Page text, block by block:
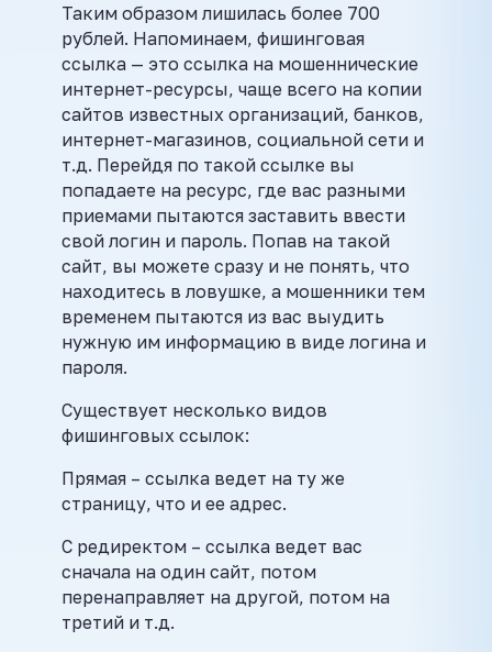
Таким образом лишилась более 700
рублей. Напоминаем, фишинговая
ссылка — это ссылка на мошеннические
интернет-ресурсы, чаще всего на копии
сайтов известных организаций, банков,
интернет-магазинов, социальной сети и
т.д. Перейдя по такой ссылке вы
попадаете на ресурс, где вас разными
приемами пытаются заставить ввести
свой логин и пароль. Попав на такой
сайт, вы можете сразу и не понять, что
находитесь в ловушке, а мошенники тем
временем пытаются из вас выудить
нужную им информацию в виде логина и
пароля.
Существует несколько видов
фишинговых ссылок:
Прямая – ссылка ведет на ту же
страницу, что и ее адрес.
С редиректом – ссылка ведет вас
сначала на один сайт, потом
перенаправляет на другой, потом на
третий и т.д.